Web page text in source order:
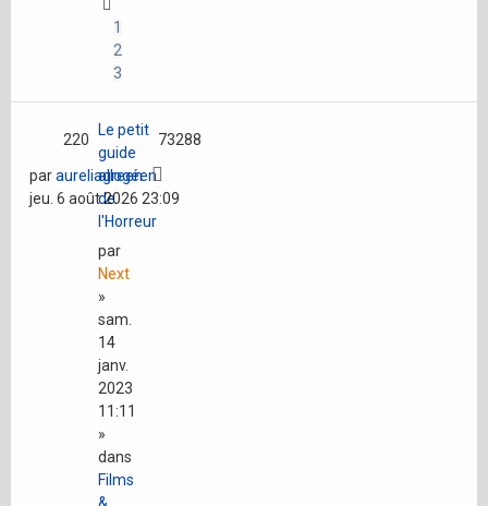
1
2
3
Le petit
guide
allogéen
de
l'Horreur
par
Next
»
sam.
14
janv.
2023
11:11
»
dans
Films
220 73288
paraureliagreen
jeu. 6 août 2026 23:09